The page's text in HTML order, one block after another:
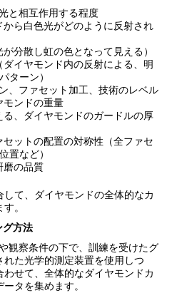
と相互作用する程度
ら白色光がどのように反射され
分散し虹の色となって見える）
イヤモンド内の反射による、明
ターン）
、ファセット加工、技術のレベル
モンドの重量
、ダイヤモンドのガードルの厚
セットの配置の対称性（全ファセ
置など）
磨の品質
て、ダイヤモンドの全体的なカ
。
グ方法
観察条件の下で、訓練を受けたグ
れた光学的測定装置を使用しつ
せて、全体的なダイヤモンドカ
タを集めます。